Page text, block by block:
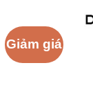
Giảm giá